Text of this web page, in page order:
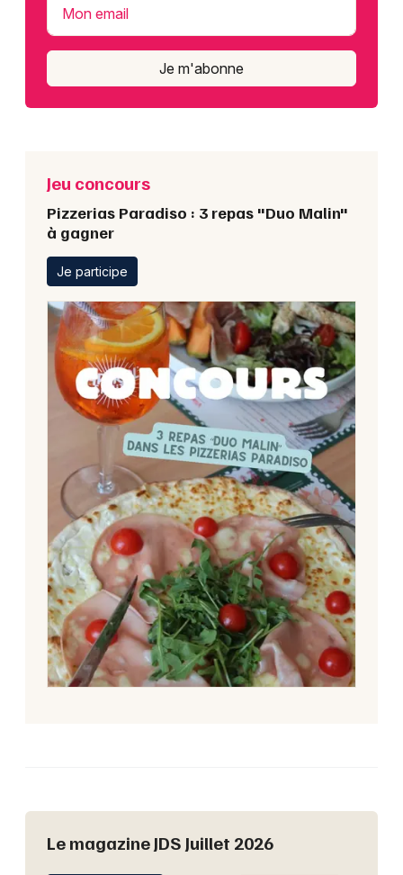
Mon email
Je m'abonne
Jeu concours
Pizzerias Paradiso : 3 repas "Duo Malin"
à gagner
Je participe
Le magazine JDS Juillet 2026